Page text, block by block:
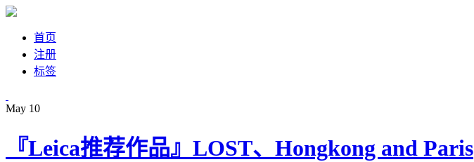
首页
注册
标签
May 10
『Leica推荐作品』LOST、Hongkong and Paris